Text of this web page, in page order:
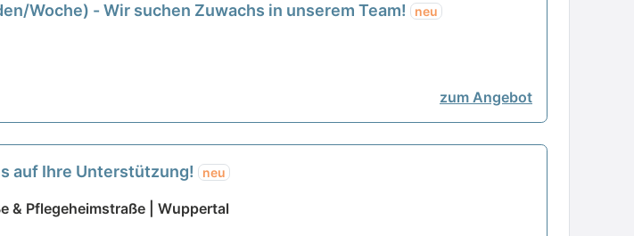
Woche) - Wir suchen Zuwachs in unserem Team! neu
zum Angebot
auf Ihre Unterstützung! neu
& Pflegeheimstraße | Wuppertal